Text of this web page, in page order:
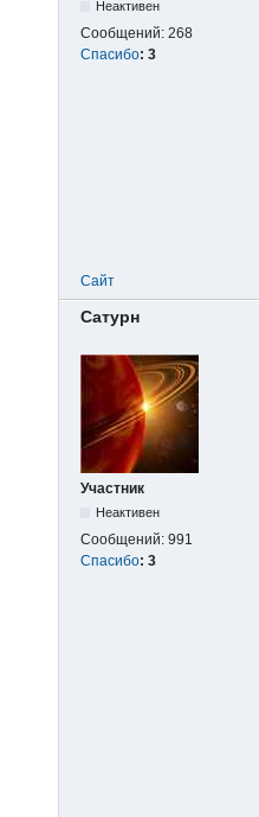
Неактивен
Сообщений: 268
Спасибо: 3
Сайт
Сатурн
Участник
Неактивен
Сообщений: 991
Спасибо: 3